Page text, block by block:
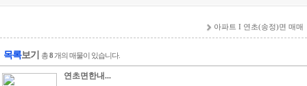
아파트 I 연초(송정)면 매매
목록보기 총8 개의 매물이 있습니다.
연초면한내...